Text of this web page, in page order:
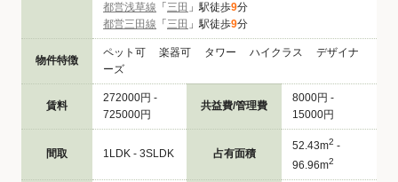
都営浅草線 「 三田 」駅徒歩9分
都営三田線 「 三田 」駅徒歩9分
物件特徴
ペット可 楽器可 タワー ハイクラス デザイナ
ーズ
賃料
272000円 -
725000円
共益費/管理費
8000円 -
15000円
間取 1LDK - 3SLDK 占有面積
52.43m2 -
96.96m2